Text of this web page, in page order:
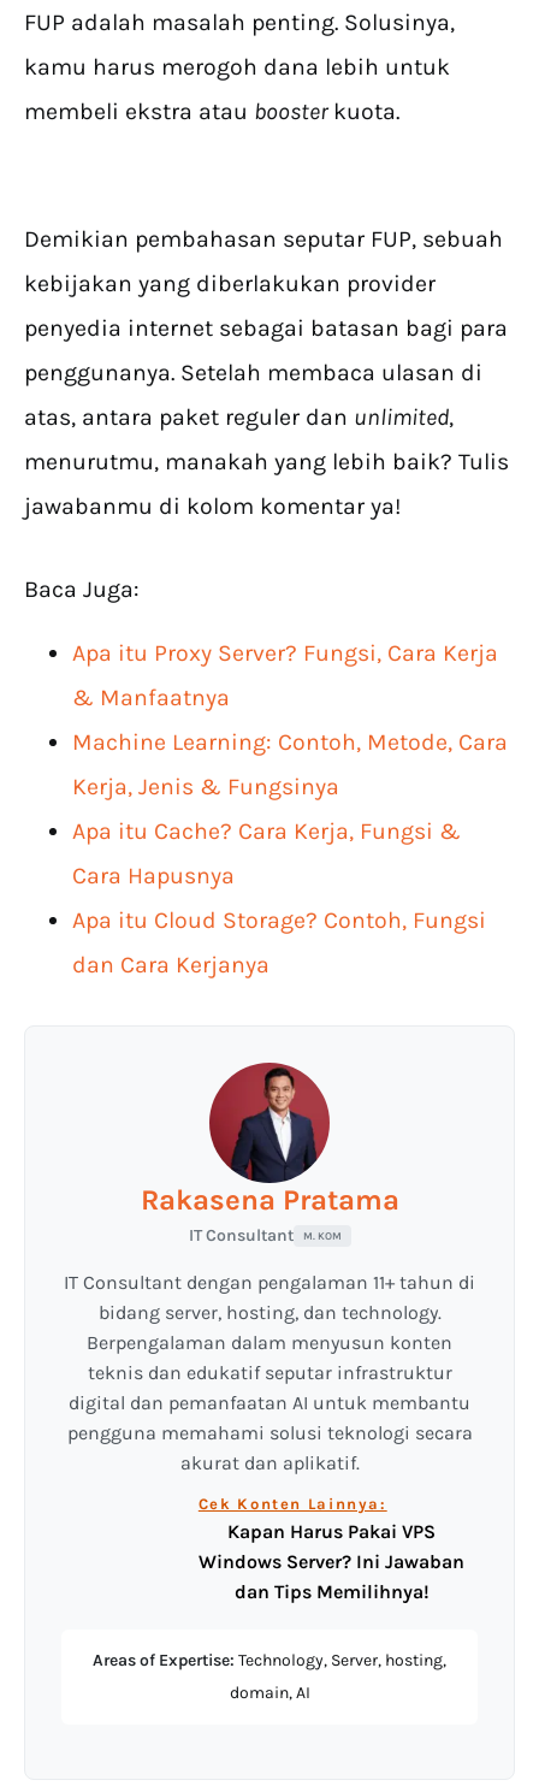
FUP adalah masalah penting. Solusinya,
kamu harus merogoh dana lebih untuk
membeli ekstra atau booster kuota.
Demikian pembahasan seputar FUP, sebuah
kebijakan yang diberlakukan provider
penyedia internet sebagai batasan bagi para
penggunanya. Setelah membaca ulasan di
atas, antara paket reguler dan unlimited,
menurutmu, manakah yang lebih baik? Tulis
jawabanmu di kolom komentar ya!
Baca Juga:
Apa itu Proxy Server? Fungsi, Cara Kerja
& Manfaatnya
Machine Learning: Contoh, Metode, Cara
Kerja, Jenis & Fungsinya
Apa itu Cache? Cara Kerja, Fungsi &
Cara Hapusnya
Apa itu Cloud Storage? Contoh, Fungsi
dan Cara Kerjanya
Rakasena Pratama
IT Consultant M. KOM
IT Consultant dengan pengalaman 11+ tahun di
bidang server, hosting, dan technology.
Berpengalaman dalam menyusun konten
teknis dan edukatif seputar infrastruktur
digital dan pemanfaatan AI untuk membantu
pengguna memahami solusi teknologi secara
akurat dan aplikatif.
Cek Konten Lainnya:
Kapan Harus Pakai VPS
Windows Server? Ini Jawaban
dan Tips Memilihnya!
Areas of Expertise: Technology, Server, hosting,
domain, AI